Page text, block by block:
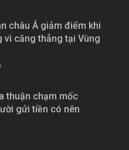
châu Á giảm điểm khi
vì căng thẳng tại Vùng
thuận chạm mốc
gửi tiền có nên